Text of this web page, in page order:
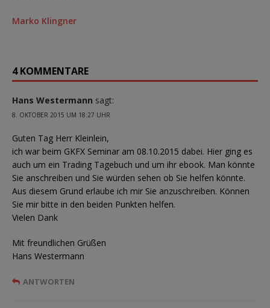
Marko Klingner
4 KOMMENTARE
Hans Westermann sagt:
8. OKTOBER 2015 UM 18:27 UHR
Guten Tag Herr Kleinlein,
ich war beim GKFX Seminar am 08.10.2015 dabei. Hier ging es
auch um ein Trading Tagebuch und um ihr ebook. Man könnte
Sie anschreiben und Sie würden sehen ob Sie helfen könnte.
Aus diesem Grund erlaube ich mir Sie anzuschreiben. Können
Sie mir bitte in den beiden Punkten helfen.
Vielen Dank
Mit freundlichen Grüßen
Hans Westermann
ANTWORTEN